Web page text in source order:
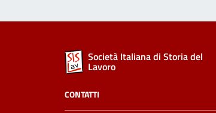
Società Italiana di Storia del
Lavoro
CONTATTI